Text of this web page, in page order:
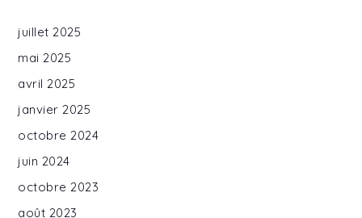
juillet 2025
mai 2025
avril 2025
janvier 2025
octobre 2024
juin 2024
octobre 2023
août 2023